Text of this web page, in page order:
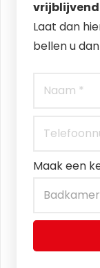
Laat dan
bellen u
Maak een